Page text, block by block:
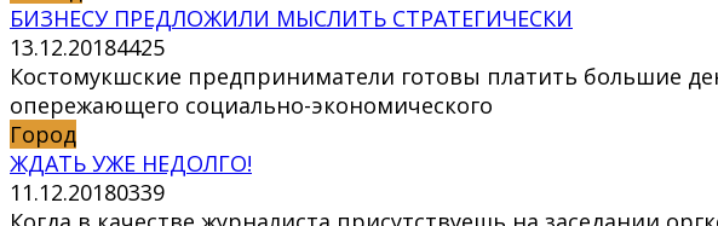
БИЗНЕСУ ПРЕДЛОЖИЛИ МЫСЛИТЬ СТРАТЕГИЧЕСКИ
13.12.20184425
Костомукшские предприниматели готовы платить большие
опережающего социально-экономического
Город
ЖДАТЬ УЖЕ НЕДОЛГО!
11.12.20180339